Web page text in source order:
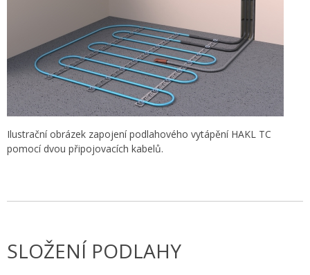
Ilustrační obrázek zapojení podlahového vytápění HAKL TC
pomocí dvou připojovacích kabelů.
SLOŽENÍ PODLAHY